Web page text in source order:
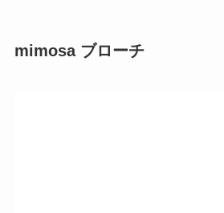
mimosa ブローチ